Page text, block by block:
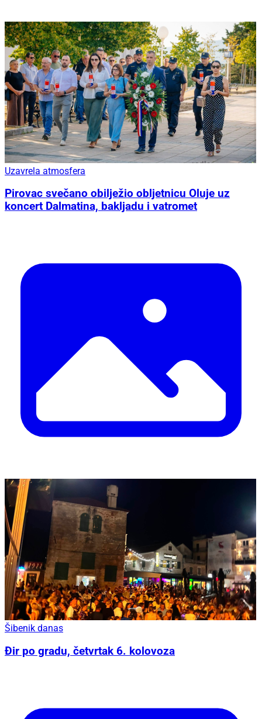
Uzavrela atmosfera
Pirovac svečano obilježio obljetnicu Oluje uz
koncert Dalmatina, bakljadu i vatromet
Šibenik danas
Đir po gradu, četvrtak 6. kolovoza